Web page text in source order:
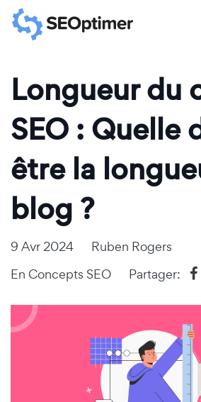
Longueur du
SEO : Quelle
être la
blog ?
9 Avr 2024
Ruben Rogers
En Concepts SEO Partager: